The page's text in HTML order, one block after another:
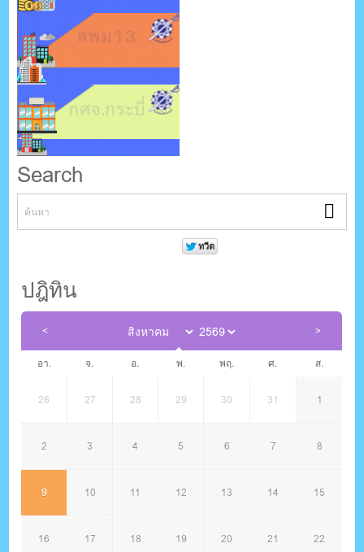
Search
ปฎิทิน
อา. จ. อ. พ. พฤ. ศ. ส.
26 27 28 29 30 31 1
2 3 4 5 6 7 8
9 10 11 12 13 14 15
16 17 18 19 20 21 22